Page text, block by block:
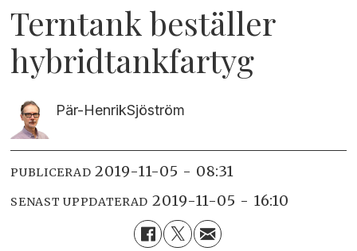
Terntank beställer
hybridtankfartyg
Pär-HenrikSjöström
PUBLICERAD 2019-11-05 - 08:31
SENAST UPPDATERAD 2019-11-05 - 16:10